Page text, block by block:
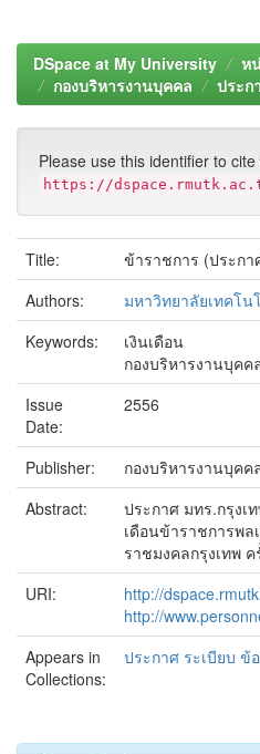
DSpace at My University
ห
กองบริหารงานบุคคล
ประก
Please use this identifier to
https://
Title:
ข้าราชการ (ประกา
Authors:
มหาวิทยาลัยเทคโน
Keywords:
เงินเดือน
กองบริหารงานบุคค
Issue
Date:
2556
Publisher:
กองบริหารงานบุคค
Abstract:
ประกาศ มทร.กรุงเ
เดือนข้าราชการพ
ราชมงคลกรุงเทพ
URI:
http://
http://
Appears in
Collections:
ประกาศ ระเบียบ ข้